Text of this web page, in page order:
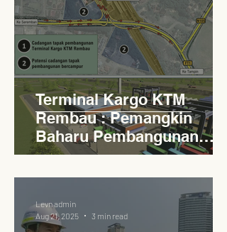
Terminal Kargo KTM
Rembau : Pemangkin
Baharu Pembangunan
Lestari Daerah
Levn admin
Aug 21, 2025
3 min read